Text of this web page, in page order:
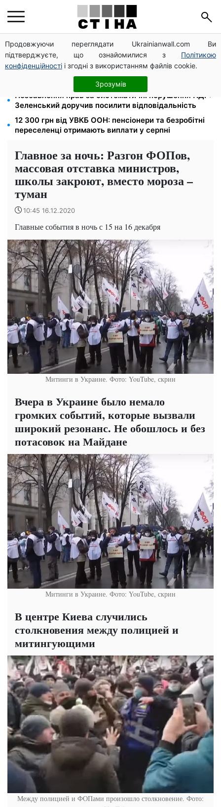
Продовжуючи переглядати Ukrainianwall.com Ви
підтверджуєте, що ознайомилися з Політикою
конфіденційності і згодні з використанням файлів cookie.
Зрозумів
Спека без відключень: енергосистема впоралась,
але взимку прогнозують до 16 годин без світла
Відстрочку для багатодітних батьків збережуть
попри зниження мобілізаційного віку: заява ЗСУ
Позбавлення прав за систематичні порушення ПДР:
Зеленський доручив посилити відповідальність
12 300 грн від УВКБ ООН: пенсіонери та безробітні
переселенці отримають виплати у серпні
Главное за ночь: Разгон ФОПов,
массовая отставка министров,
школы закроют, вместо мороза –
туман
10:45 16.12.2020
Главные события в ночь с 15 на 16 декабря
Митинги в Украине. Фото: YouTube, скрин
Вчера в Украине было немало
громких событий, которые вызвали
широкий резонанс. Не обошлось и без
потасовок на Майдане
Митинги в Украине. Фото: YouTube, скрин
В центре Киева случились
столкновения между полицией и
митингующими
Между полицией и ФОПами произошло столкновение. Фото: